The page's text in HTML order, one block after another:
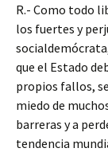
R.- Como todo
los fuertes y
que el Estado
propios fallos,
miedo de
barreras y a
tendencia